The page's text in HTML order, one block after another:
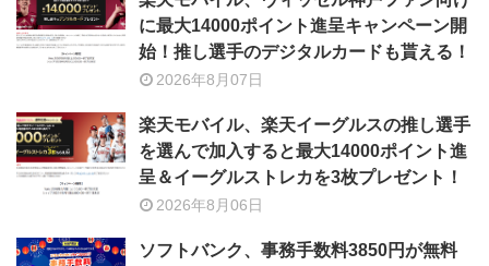
に最大14000ポイント進呈キャンペーン開
始！推し選手のデジタルカードも貰える！
2026年8月07日
楽天モバイル、楽天イーグルスの推し選手
を選んで加入すると最大14000ポイント進
呈＆イーグルストレカを3枚プレゼント！
2026年8月06日
ソフトバンク、事務手数料3850円が無料